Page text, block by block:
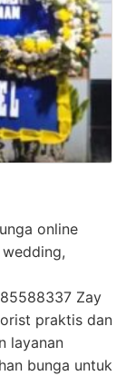
online
Zay
praktis dan
layanan
bunga untuk